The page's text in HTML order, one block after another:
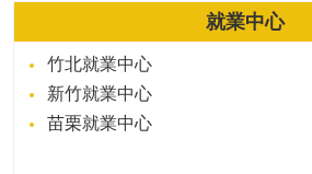
就業中心
竹北就業中心
新竹就業中心
苗栗就業中心